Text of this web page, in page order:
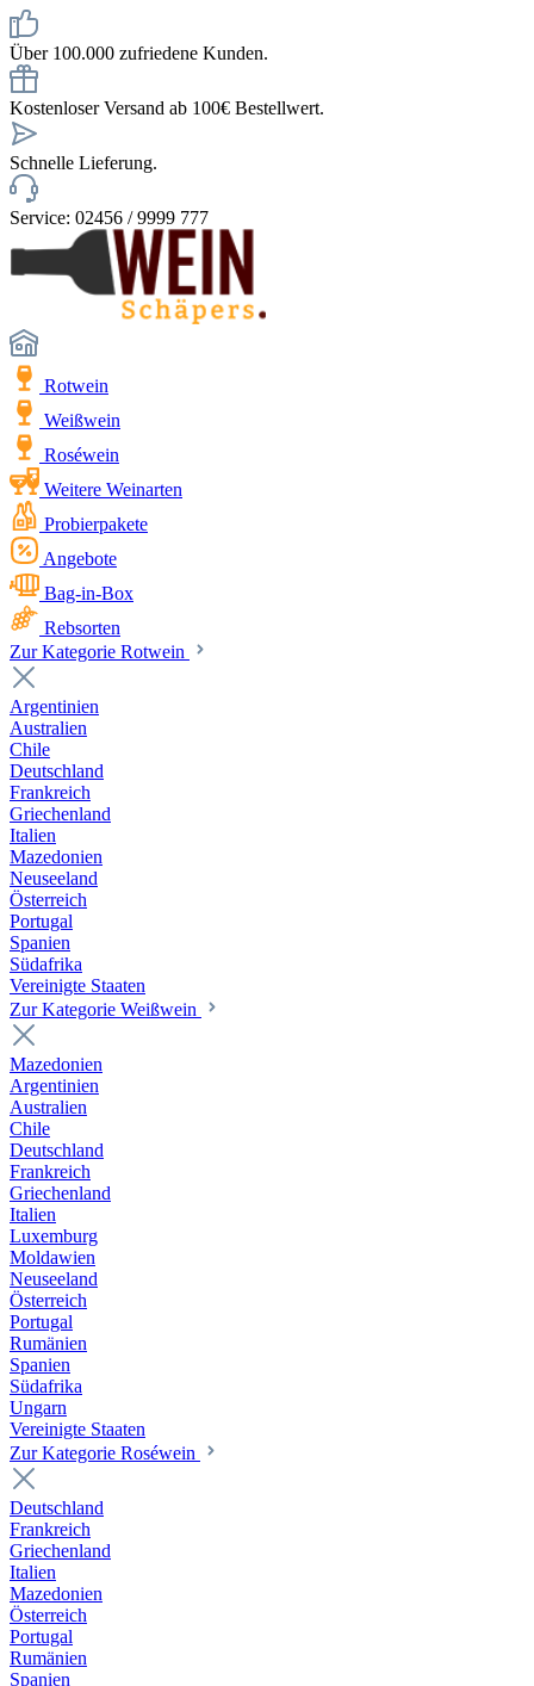
Über 100.000 zufriedene Kunden.
Kostenloser Versand ab 100€ Bestellwert.
Schnelle Lieferung.
Service: 02456 / 9999 777
Rotwein
Weißwein
Roséwein
Weitere Weinarten
Probierpakete
Angebote
Bag-in-Box
Rebsorten
Zur Kategorie Rotwein
Argentinien
Australien
Chile
Deutschland
Frankreich
Griechenland
Italien
Mazedonien
Neuseeland
Österreich
Portugal
Spanien
Südafrika
Vereinigte Staaten
Zur Kategorie Weißwein
Mazedonien
Argentinien
Australien
Chile
Deutschland
Frankreich
Griechenland
Italien
Luxemburg
Moldawien
Neuseeland
Österreich
Portugal
Rumänien
Spanien
Südafrika
Ungarn
Vereinigte Staaten
Zur Kategorie Roséwein
Deutschland
Frankreich
Griechenland
Italien
Mazedonien
Österreich
Portugal
Rumänien
Spanien